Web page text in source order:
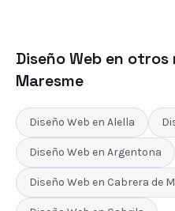
Diseño Web en otros
Maresme
Diseño Web en Alella
Diseño Web en Argentona
Diseño Web en Cabrera de